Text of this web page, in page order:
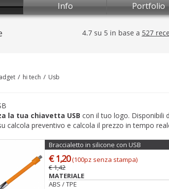
Info Portfolio
hi tech Usb
la tua chiavetta USB con il tuo logo. Disponibili
calcola preventivo e calcola il prezzo in tempo
Braccialetto in silicone con USB
€ 1,20(100pz senza stampa)
€ 1,42
MATERIALE
ABS / TPE